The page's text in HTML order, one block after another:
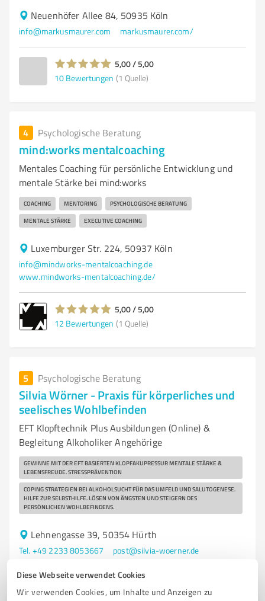
Diese Webseite verwendet Cookies
Wir verwenden Cookies, um Inhalte und Anzeigen zu
Neuenhöfer Allee 84, 50935 Köln
info@markusmaurer.com markusmaurer.com/
5,00 / 5,00
10 Bewertungen (1 Quelle)
4 Psychologische Beratung
mind:works mentalcoaching
Mentales Coaching für persönliche Entwicklung und
mentale Stärke bei mind:works
COACHING MENTORING PSYCHOLOGISCHE BERATUNG
MENTALE STÄRKE EXECUTIVE COACHING
Luxemburger Str. 224, 50937 Köln
info@mindworks-mentalcoaching.de
www.mindworks-mentalcoaching.de/
5,00 / 5,00
12 Bewertungen (1 Quelle)
5 Psychologische Beratung
Silvia Wörner - Praxis für körperliches und
seelisches Wohlbefinden
EFT Klopftechnik Plus Ausbildungen (Online) &
Begleitung Alkoholiker Angehörige
GEWINNE MIT DER EFT BASIERTEN KLOPFAKUPRESSUR MENTALE STÄRKE &
LEBENSFREUDE. STRESSPRÄVENTION
COPING STRATEGIEN BEI ALKOHOLSUCHT FÜR DAS UMFELD UND SALUTOGENESE.
HILFE ZUR SELBSTHILFE. LÖSEN VON ÄNGSTEN UND STEIGERN DES
PERSÖNLICHEN WOHLBEFINDENS.
Lehnengasse 39, 50354 Hürth
Tel. +49 2233 8053667
post@silvia-woerner.de
5,00 / 5,00